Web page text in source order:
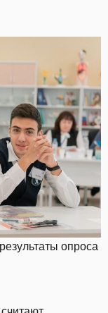
опроса